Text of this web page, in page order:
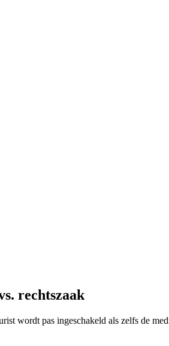
rechtszaak
wordt pas ingeschakeld als zelfs de